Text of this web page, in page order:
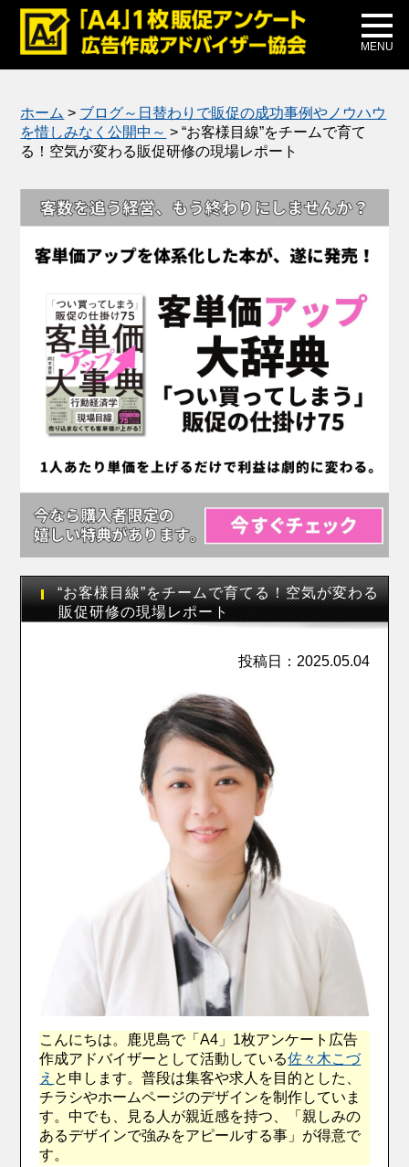
MENU
メディア掲載
公式ブログ
ホーム > ブログ～日替わりで販促の成功事例やノウハウ
を惜しみなく公開中～ >“お客様目線”をチームで育て
る！空気が変わる販促研修の現場レポート
“お客様目線”をチームで育てる！空気が変わる
販促研修の現場レポート
投稿日：2025.05.04
こんにちは。鹿児島で「A4」1枚アンケート広告
作成アドバイザーとして活動している佐々木こづ
え と申します。普段は集客や求人を目的とした、
チラシやホームページのデザインを制作していま
す。中でも、見る人が親近感を持つ、「親しみの
あるデザインで強みをアピールする事」が得意で
す。